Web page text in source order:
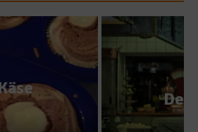
Gastro & Gourmet
d’Or 2013
29. Januar 2013